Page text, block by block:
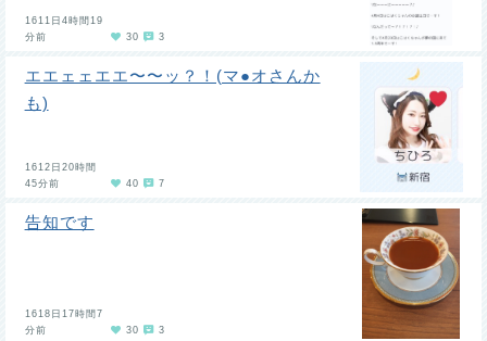
1611日4時間19
分前
30 3
エエェェエエ〜〜ッ？！(マ●オさんか
も)
1612日20時間
45分前
40 7
告知です
1618日17時間7
分前
30 3